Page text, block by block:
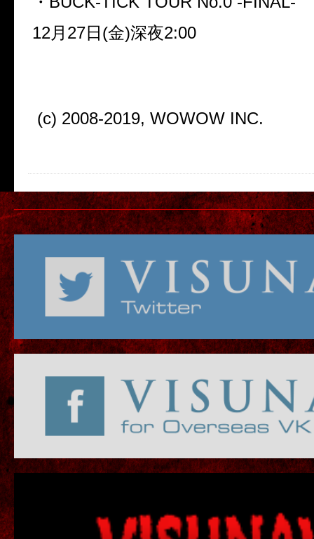
12月27日(金)深夜2:00
(c) 2008-2019, WOWOW INC.